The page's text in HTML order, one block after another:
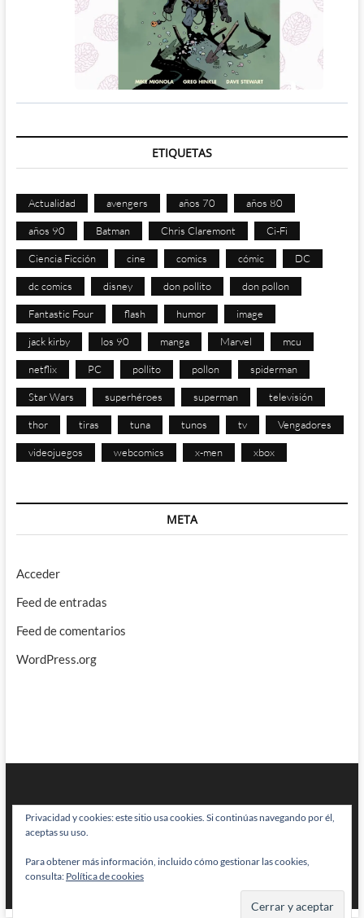
ETIQUETAS
Actualidad avengers años 70 años 80
años 90 Batman Chris Claremont Ci-Fi
Ciencia Ficción cine comics cómic DC
dc comics disney don pollito don pollon
Fantastic Four flash humor image
jack kirby los 90 manga Marvel mcu
netflix PC pollito pollon spiderman
Star Wars superhéroes superman televisión
thor tiras tuna tunos tv Vengadores
videojuegos webcomics x-men xbox
META
Acceder
Feed de entradas
Feed de comentarios
WordPress.org
BRAINSTOMPING| Diseñado por:Theme Freesia|WordPress| © Todos
los derechos reservados
Privacidad y cookies: este sitio usa cookies. Si continúas navegando por él,
aceptas su uso.
Para obtener más información, incluido cómo gestionar las cookies,
consulta: Política de cookies